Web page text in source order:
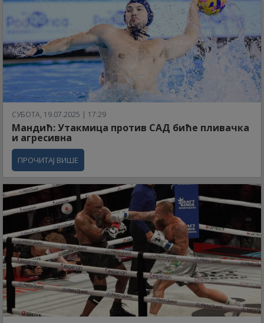
СУБОТА, 19.07.2025 | 17:29
Мандић: Утакмица против САД биће пливачка
и агресивна
ПРОЧИТАЈ ВИШЕ